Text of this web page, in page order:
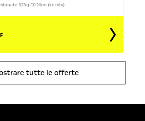
323g C02/km (kombi)
tutte le offerte